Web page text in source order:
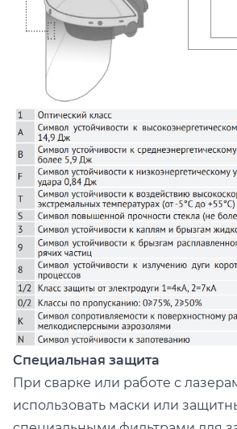
Специальная защита
При сварке или работе с
использовать маски или